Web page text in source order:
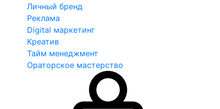
Личный бренд
Реклама
Digital маркетинг
Креатив
Тайм менеджмент
Ораторское мастерство